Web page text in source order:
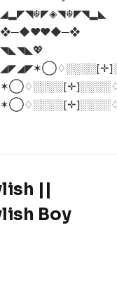
◢▂◤◥☬◤◈◥☬◤◥▂◣
❖─◆❤️❤️◆─❖
◥◣◥◣💖
||
Boy